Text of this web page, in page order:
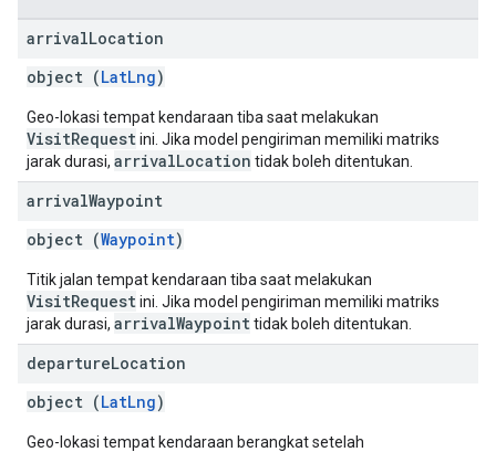
arrivalLocation
object (LatLng)
Geo-lokasi tempat kendaraan tiba saat melakukan
VisitRequestini. Jika model pengiriman memiliki matriks
jarak durasi, arrivalLocation tidak boleh ditentukan.
arrivalWaypoint
object (Waypoint)
Titik jalan tempat kendaraan tiba saat melakukan
VisitRequestini. Jika model pengiriman memiliki matriks
jarak durasi, arrivalWaypointtidak boleh ditentukan.
departureLocation
object (LatLng)
Geo-lokasi tempat kendaraan berangkat setelah